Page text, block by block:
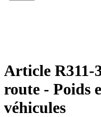
Article R311-
route - Poids
véhicules